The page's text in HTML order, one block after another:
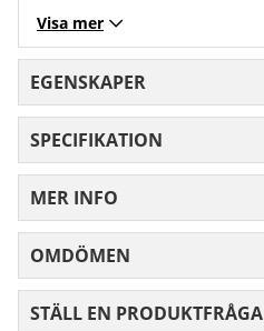
Visa mer
EGENSKAPER
SPECIFIKATION
MER INFO
OMDÖMEN
STÄLL EN PRODUKTFRÅGA